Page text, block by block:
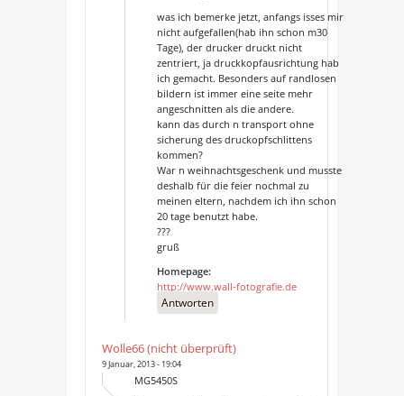
was ich bemerke jetzt, anfangs isses mir
nicht aufgefallen(hab ihn schon m30
Tage), der drucker druckt nicht
zentriert, ja druckkopfausrichtung hab
ich gemacht. Besonders auf randlosen
bildern ist immer eine seite mehr
angeschnitten als die andere.
kann das durch n transport ohne
sicherung des druckopfschlittens
kommen?
War n weihnachtsgeschenk und musste
deshalb für die feier nochmal zu
meinen eltern, nachdem ich ihn schon
20 tage benutzt habe.
???
gruß
Homepage:
http://www.wall-fotografie.de
Antworten
Wolle66 (nicht überprüft)
9 Januar, 2013 - 19:04
MG5450S